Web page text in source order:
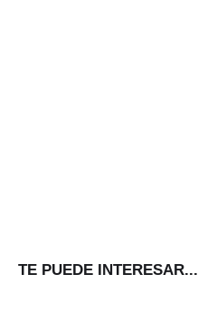
TE PUEDE INTERESAR...